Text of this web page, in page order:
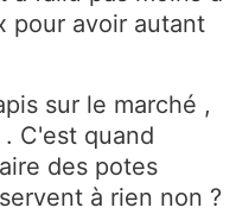
pour avoir autant
sur le marché ,
C'est quand
des potes
à rien non ?